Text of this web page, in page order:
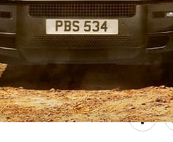
11/2021 à 14h16